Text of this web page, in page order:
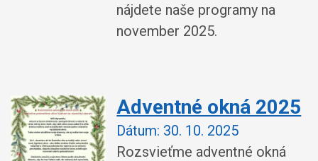
nájdete naše programy na
november 2025.
Adventné okná 2025
Dátum: 30. 10. 2025
Rozsvieťme adventné okná